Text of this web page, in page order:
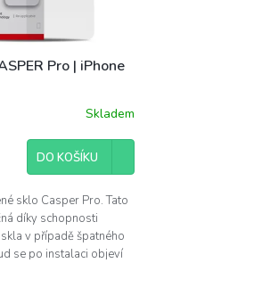
Pro | iPhone
Skladem
DO KOŠÍKU
sklo Casper Pro. Tato
díky schopnosti
v případě špatného
se po instalaci objeví